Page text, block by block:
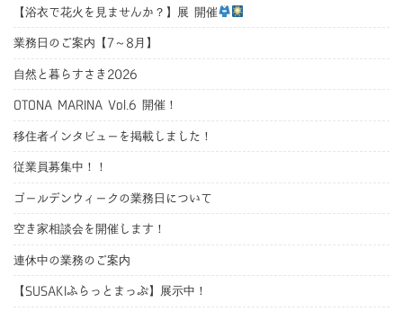
【浴衣で花火を見ませんか？】展 開催
業務日のご案内【7～8月】
自然と暮らすさき2026
OTONA MARINA Vol.6 開催！
移住者インタビューを掲載しました！
従業員募集中！！
ゴールデンウィークの業務日について
空き家相談会を開催します！
連休中の業務のご案内
【SUSAKIふらっとまっぷ】展示中！